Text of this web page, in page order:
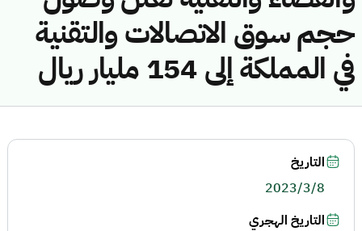
حجم سوق الاتصالات والتقنية
في المملكة إلى 154 مليار ريال
التاريخ
2023/3/8
التاريخ الهجري